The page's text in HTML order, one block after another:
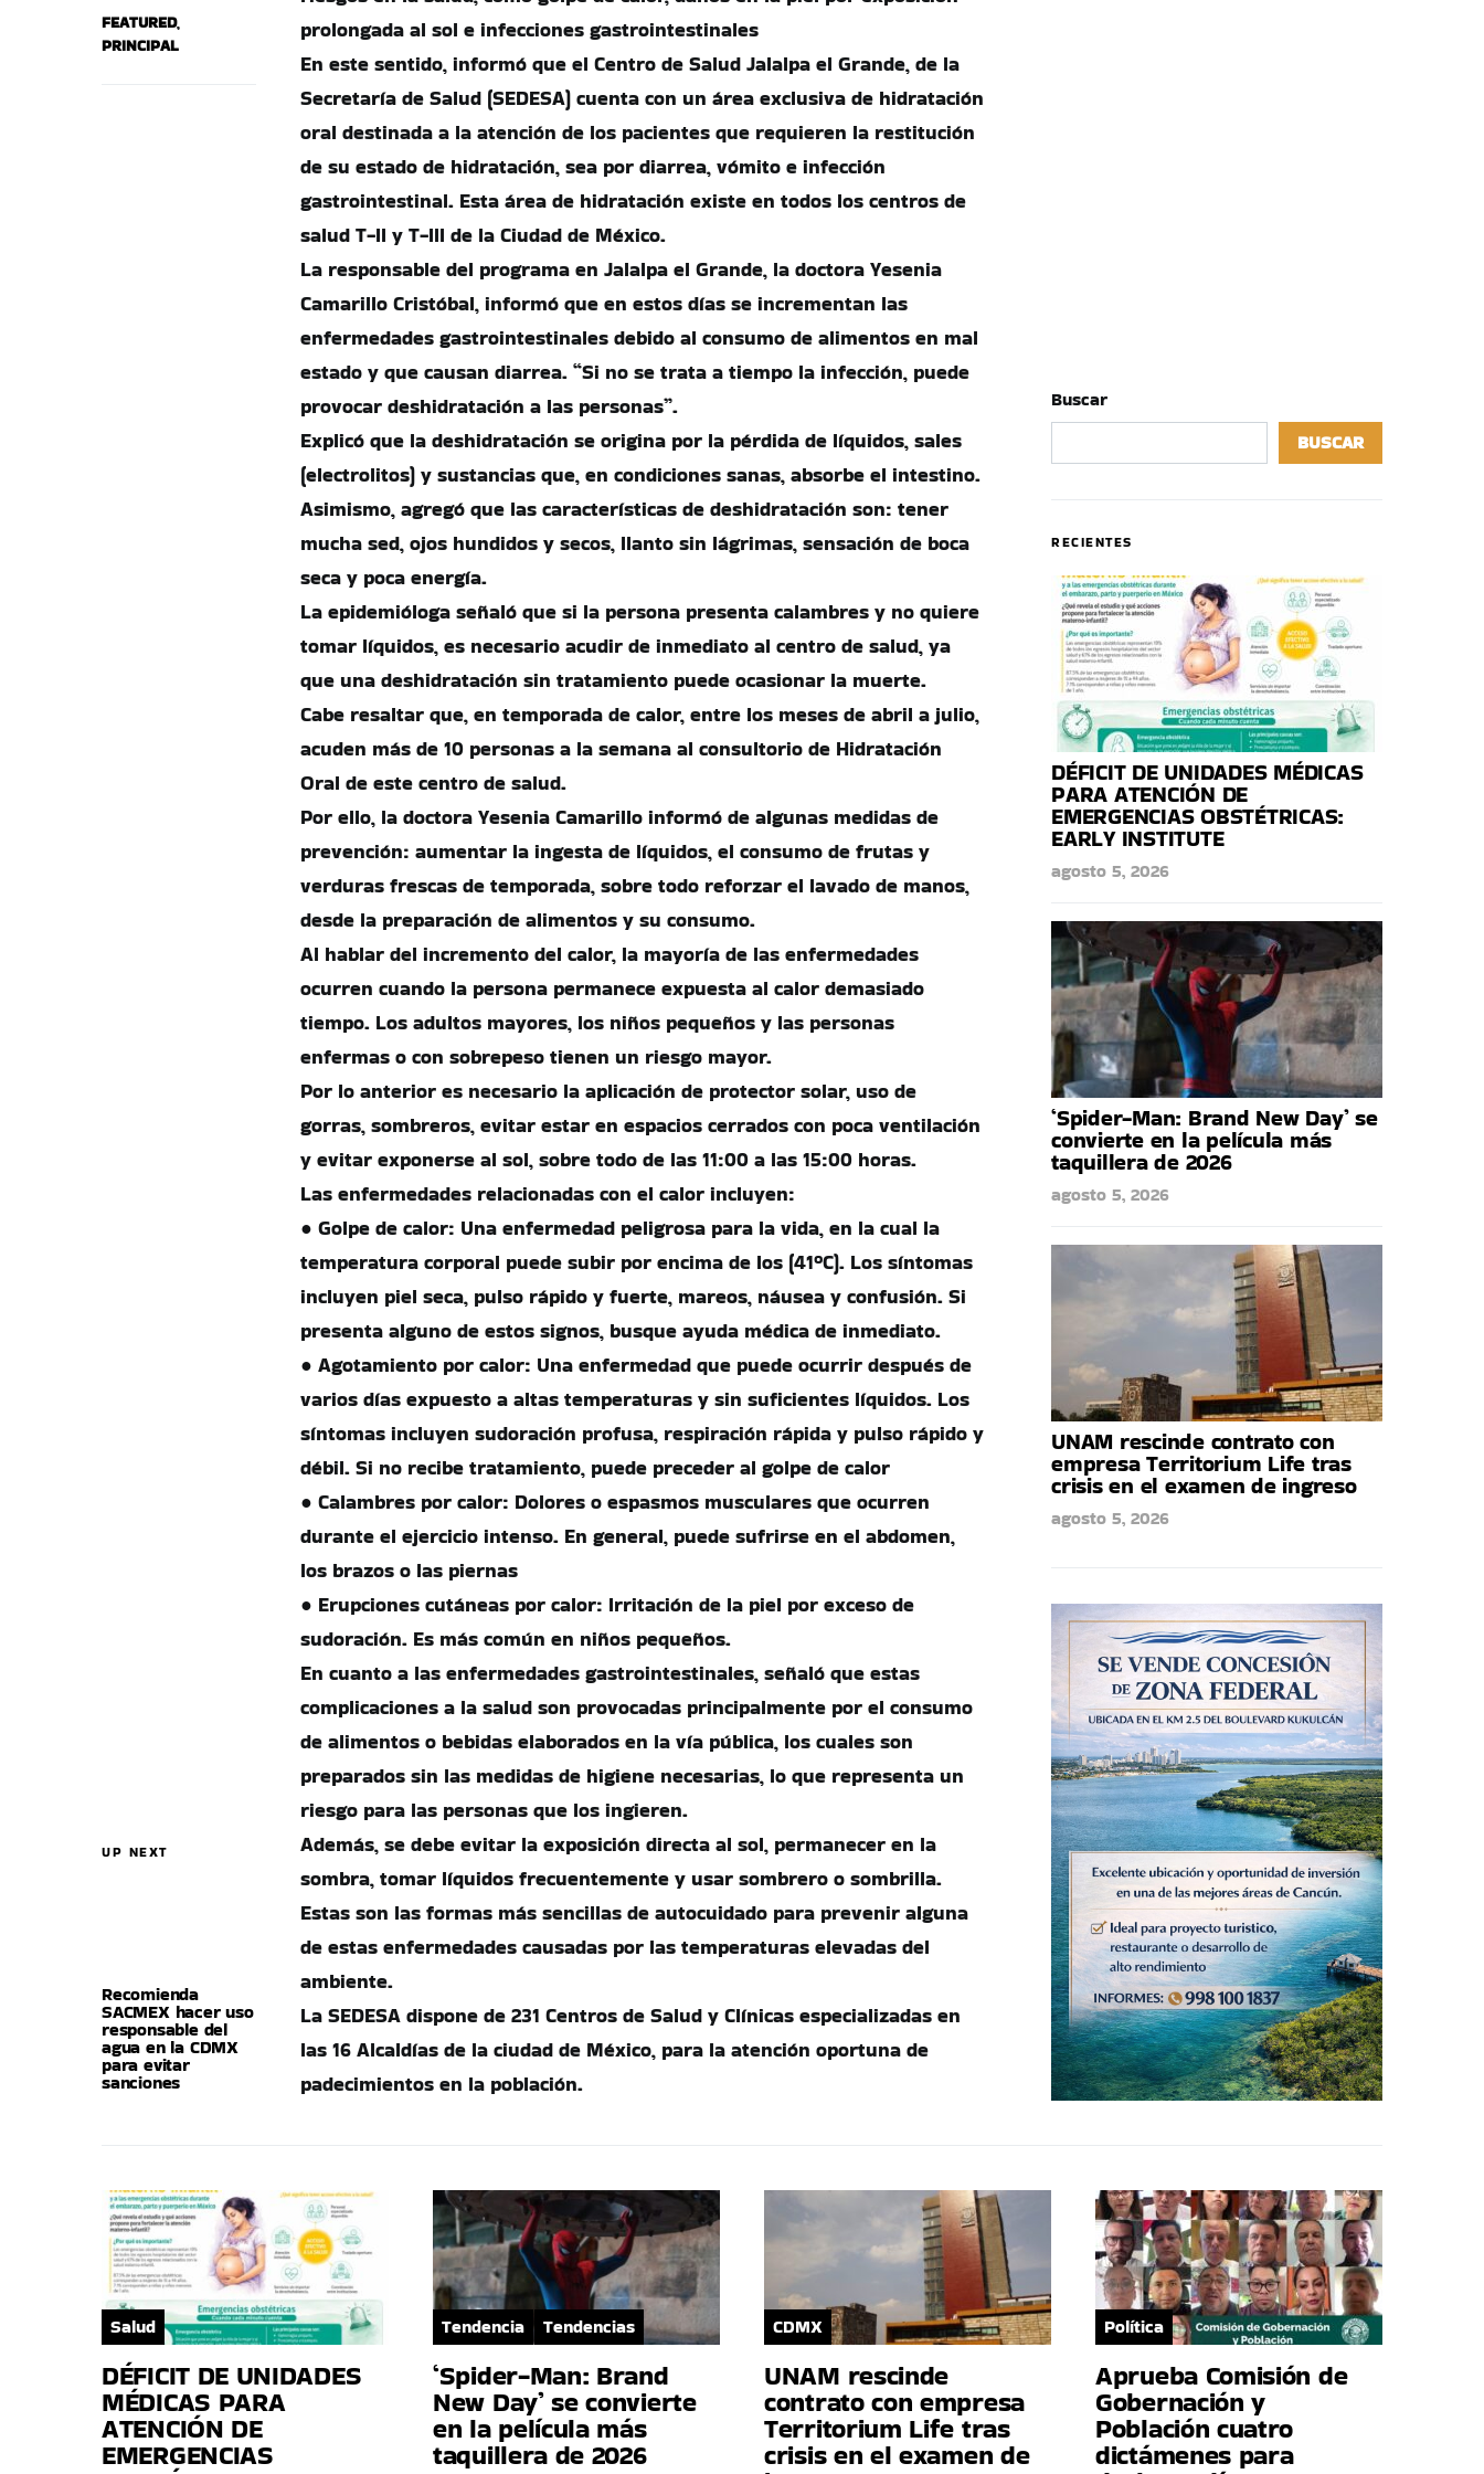
UP NEXT
Recomienda
SACMEX hacer uso
responsable del
agua en la CDMX
para evitar
sanciones
FEATURED,
PRINCIPAL
prolongada al sol e infecciones gastrointestinales
En este sentido, informó que el Centro de Salud Jalalpa el Grande, de la
Secretaría de Salud (SEDESA) cuenta con un área exclusiva de hidratación
oral destinada a la atención de los pacientes que requieren la restitución
de su estado de hidratación, sea por diarrea, vómito e infección
gastrointestinal. Esta área de hidratación existe en todos los centros de
salud T-II y T-III de la Ciudad de México.
La responsable del programa en Jalalpa el Grande, la doctora Yesenia
Camarillo Cristóbal, informó que en estos días se incrementan las
enfermedades gastrointestinales debido al consumo de alimentos en mal
estado y que causan diarrea. “Si no se trata a tiempo la infección, puede
provocar deshidratación a las personas”.
Explicó que la deshidratación se origina por la pérdida de líquidos, sales
(electrolitos) y sustancias que, en condiciones sanas, absorbe el intestino.
Asimismo, agregó que las características de deshidratación son: tener
mucha sed, ojos hundidos y secos, llanto sin lágrimas, sensación de boca
seca y poca energía.
La epidemióloga señaló que si la persona presenta calambres y no quiere
tomar líquidos, es necesario acudir de inmediato al centro de salud, ya
que una deshidratación sin tratamiento puede ocasionar la muerte.
Cabe resaltar que, en temporada de calor, entre los meses de abril a julio,
acuden más de 10 personas a la semana al consultorio de Hidratación
Oral de este centro de salud.
Por ello, la doctora Yesenia Camarillo informó de algunas medidas de
prevención: aumentar la ingesta de líquidos, el consumo de frutas y
verduras frescas de temporada, sobre todo reforzar el lavado de manos,
desde la preparación de alimentos y su consumo.
Al hablar del incremento del calor, la mayoría de las enfermedades
ocurren cuando la persona permanece expuesta al calor demasiado
tiempo. Los adultos mayores, los niños pequeños y las personas
enfermas o con sobrepeso tienen un riesgo mayor.
Por lo anterior es necesario la aplicación de protector solar, uso de
gorras, sombreros, evitar estar en espacios cerrados con poca ventilación
y evitar exponerse al sol, sobre todo de las 11:00 a las 15:00 horas.
Las enfermedades relacionadas con el calor incluyen:
● Golpe de calor: Una enfermedad peligrosa para la vida, en la cual la
temperatura corporal puede subir por encima de los (41ºC). Los síntomas
incluyen piel seca, pulso rápido y fuerte, mareos, náusea y confusión. Si
presenta alguno de estos signos, busque ayuda médica de inmediato.
● Agotamiento por calor: Una enfermedad que puede ocurrir después de
varios días expuesto a altas temperaturas y sin suficientes líquidos. Los
síntomas incluyen sudoración profusa, respiración rápida y pulso rápido y
débil. Si no recibe tratamiento, puede preceder al golpe de calor
● Calambres por calor: Dolores o espasmos musculares que ocurren
durante el ejercicio intenso. En general, puede sufrirse en el abdomen,
los brazos o las piernas
● Erupciones cutáneas por calor: Irritación de la piel por exceso de
sudoración. Es más común en niños pequeños.
En cuanto a las enfermedades gastrointestinales, señaló que estas
complicaciones a la salud son provocadas principalmente por el consumo
de alimentos o bebidas elaborados en la vía pública, los cuales son
preparados sin las medidas de higiene necesarias, lo que representa un
riesgo para las personas que los ingieren.
Además, se debe evitar la exposición directa al sol, permanecer en la
sombra, tomar líquidos frecuentemente y usar sombrero o sombrilla.
Estas son las formas más sencillas de autocuidado para prevenir alguna
de estas enfermedades causadas por las temperaturas elevadas del
ambiente.
La SEDESA dispone de 231 Centros de Salud y Clínicas especializadas en
las 16 Alcaldías de la ciudad de México, para la atención oportuna de
padecimientos en la población.
Buscar
BUSCAR
RECIENTES
DÉFICIT DE UNIDADES MÉDICAS
PARA ATENCIÓN DE
EMERGENCIAS OBSTÉTRICAS:
EARLY INSTITUTE
agosto 5, 2026
‘Spider-Man: Brand New Day’ se
convierte en la película más
taquillera de 2026
agosto 5, 2026
UNAM rescinde contrato con
empresa Territorium Life tras
crisis en el examen de ingreso
agosto 5, 2026
Salud
DÉFICIT DE UNIDADES
MÉDICAS PARA
ATENCIÓN DE
EMERGENCIAS
Tendencia Tendencias
‘Spider-Man: Brand
New Day’ se convierte
en la película más
taquillera de 2026
CDMX
UNAM rescinde
contrato con empresa
Territorium Life tras
crisis en el examen de
Política
Aprueba Comisión de
Gobernación y
Población cuatro
dictámenes para